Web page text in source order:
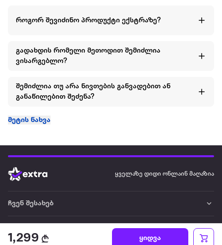
1,299 ყიდვა
როგორ შევიძინო პროდუქტი ექსტრაზე?
გადახდის რომელი მეთოდით შემიძლია
ვისარგებლო?
შემიძლია თუ არა ნივთების განვადებით ან
განაწილებით შეძენა?
მეტის ნახვა
ყველაზე დიდი ონლაინ მაღაზია
ჩვენ შესახებ